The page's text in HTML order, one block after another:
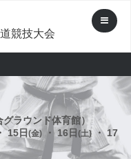
競技大会
ラウンド体育館）
15日(金) ・ 16日(土)
・ 17